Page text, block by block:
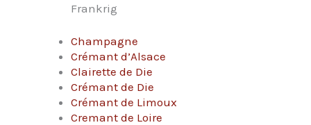
Frankrig
Champagne
Crémant d’Alsace
Clairette de Die
Crémant de Die
Crémant de Limoux
Cremant de Loire